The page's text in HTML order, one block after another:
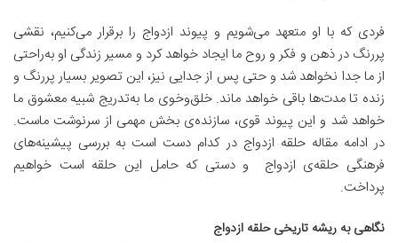
فردی که با او متعهد می‌شویم و پیوند ازدواج را برقرار می‌کنیم، نقشی
پررنگ در ذهن و فکر و روح ما ایجاد خواهد کرد و مسیر زندگی او به‌راحتی
از ما جدا نخواهد شد و حتی پس از جدایی نیز، این تصویر بسیار پررنگ و
زنده تا مدت‌ها باقی خواهد ماند. خلق‌وخوی ما به‌تدریج شبیه معشوق ما
خواهد شد و این پیوند قوی، سازنده‌ی بخش مهمی از سرنوشت ماست.
در ادامه مقاله حلقه ازدواج در کدام دست است به بررسی پیشینه‌های
فرهنگی حلقه‌ی ازدواج و دستی که حامل این حلقه است خواهیم
پرداخت.
نگاهی به ریشه تاریخی حلقه ازدواج